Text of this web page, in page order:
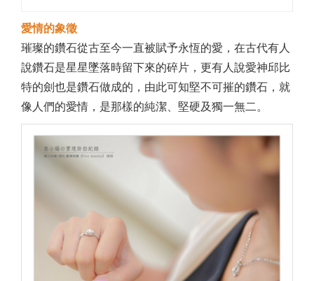
愛情的象徵
璀璨的鑽石從古至今一直被賦予永恆的愛，在古代有人
說鑽石是星星墜落時留下來的碎片，更有人說愛神邱比
特的劍也是鑽石做成的，由此可知堅不可摧的鑽石，就
像人們的愛情，是那樣的純潔、堅硬及獨一無二。